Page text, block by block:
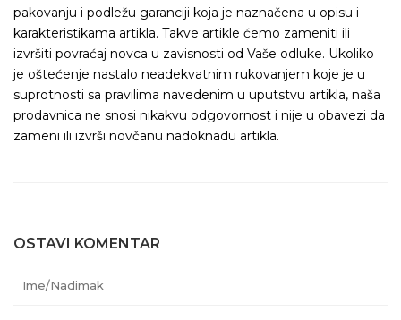
pakovanju i podležu garanciji koja je naznačena u opisu i
karakteristikama artikla. Takve artikle ćemo zameniti ili
izvršiti povraćaj novca u zavisnosti od Vaše odluke. Ukoliko
je oštećenje nastalo neadekvatnim rukovanjem koje je u
suprotnosti sa pravilima navedenim u uputstvu artikla, naša
prodavnica ne snosi nikakvu odgovornost i nije u obavezi da
zameni ili izvrši novčanu nadoknadu artikla.
OSTAVI KOMENTAR
Ime/Nadimak